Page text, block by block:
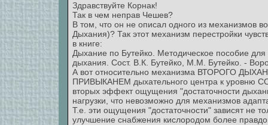
Здравствуйте Корнак!
Так в чем неправ Чешев?
В том, что он не описал одного из механизмов
Дыхания)? Так этот механизм перестройки
в книге:
Дыхание по Бутейко. Методическое пособие
дыхания. Сост. В.К. Бутейко, М.М. Бутейко. -
А вот относительно механизма ВТОРОГО
ПРИВЫКАНЕМ дыхательного центра к уровню
вторых эффект ощущения "достаточности
нагрузки, что невозможно для механизмов
Т.е. эти ощущения "достаточности" зависят не
улучшение снабжения кислородом более